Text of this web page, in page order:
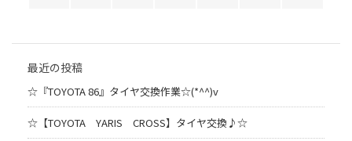
最近の投稿
☆『TOYOTA 86』タイヤ交換作業☆(*^^)v
☆【TOYOTA YARIS CROSS】タイヤ交換♪☆